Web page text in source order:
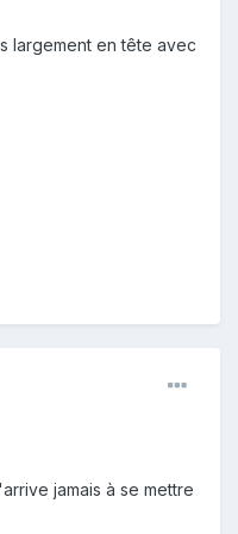
largement en tête avec
jamais à se mettre